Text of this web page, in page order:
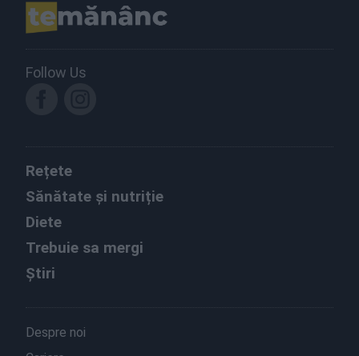
Follow Us
Rețete
Sănătate și nutriție
Diete
Trebuie sa mergi
Știri
Despre noi